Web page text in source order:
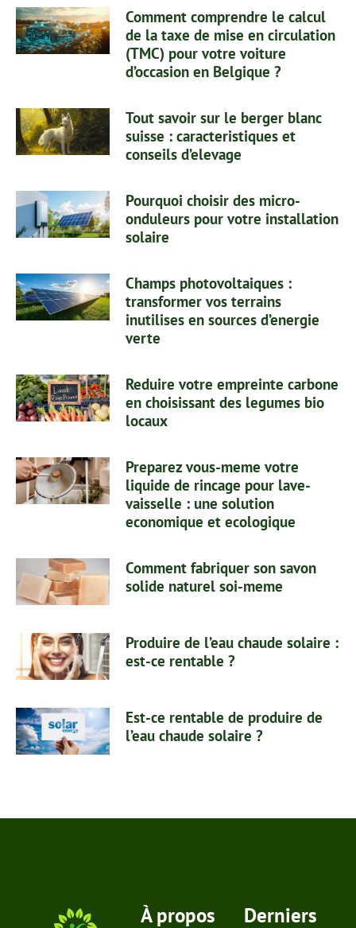
Comment comprendre le calcul
de la taxe de mise en circulation
(TMC) pour votre voiture
d’occasion en Belgique ?
Tout savoir sur le berger blanc
suisse : caracteristiques et
conseils d’elevage
Pourquoi choisir des micro-
onduleurs pour votre installation
solaire
Champs photovoltaiques :
transformer vos terrains
inutilises en sources d’energie
verte
Reduire votre empreinte carbone
en choisissant des legumes bio
locaux
Preparez vous-meme votre
liquide de rincage pour lave-
vaisselle : une solution
economique et ecologique
Comment fabriquer son savon
solide naturel soi-meme
Produire de l’eau chaude solaire :
est-ce rentable ?
Est-ce rentable de produire de
l’eau chaude solaire ?
À propos Derniers